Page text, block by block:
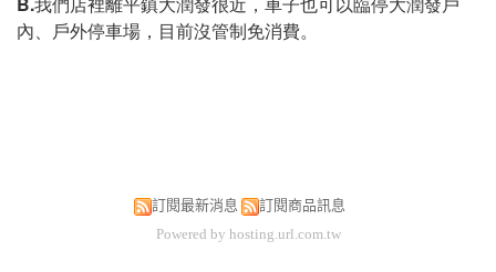
內、戶外停車場，目前沒管制免消費。
訂閱最新消息
訂閱商品訊息
Powered by hosting.url.com.tw